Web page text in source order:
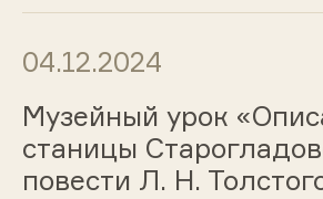
04.12.2024
Музейный урок
станицы
повести Л. Н.